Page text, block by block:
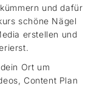
und dafür
schöne Nägel
erstellen und
Ort um
Content Plan